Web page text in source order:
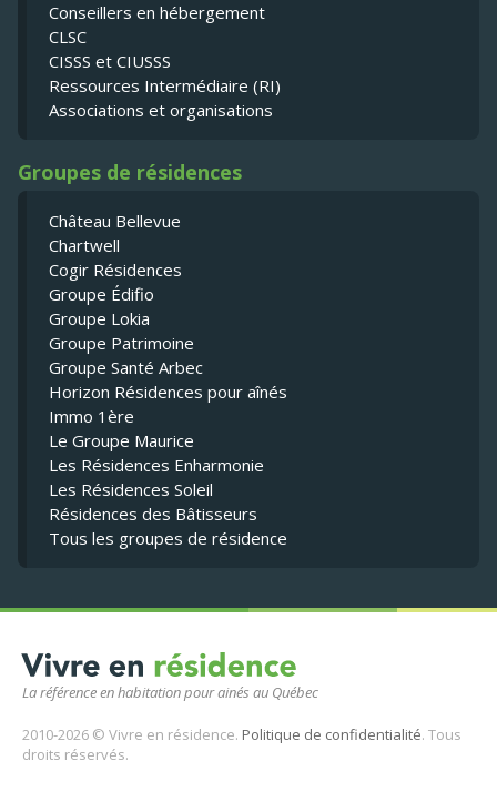
La référence en habitation pour ainés au Québec
2010-2026 © Vivre en résidence. Politique de confidentialité. Tous
droits réservés.
Conseillers en hébergement
CLSC
CISSS et CIUSSS
Ressources Intermédiaire (RI)
Associations et organisations
Groupes de résidences
Château Bellevue
Chartwell
Cogir Résidences
Groupe Édifio
Groupe Lokia
Groupe Patrimoine
Groupe Santé Arbec
Horizon Résidences pour aînés
Immo 1ère
Le Groupe Maurice
Les Résidences Enharmonie
Les Résidences Soleil
Résidences des Bâtisseurs
Tous les groupes de résidence